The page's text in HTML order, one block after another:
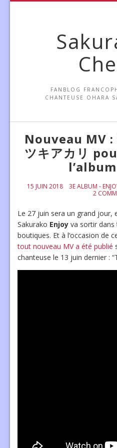
FANBLOG
CHANTEUSE OHARA
Nouveau MV
ツキアカリ
15 JUIN 2018 3E ALBUM -
2
Le 27 juin sera un grand jour,
Sakurako Enjoy va sortir
boutiques. Et à l’occasion de
tout nouveau MV a été publié
chanteuse le 13 juin dernier :